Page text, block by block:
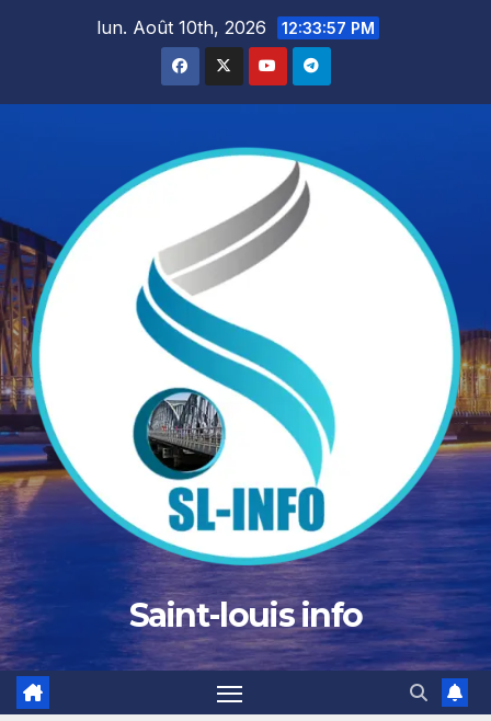
lun. Août 10th, 2026 12:33:59 PM
Saint-louis info